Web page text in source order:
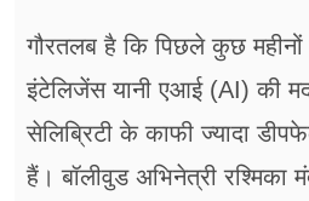
गौरतलब है कि पिछले कुछ महीनों
इंटेलिजेंस यानी एआई (AI) की
सेलिब्रिटी के काफी ज्यादा
हैं। बॉलीवुड अभिनेत्री रश्मिका